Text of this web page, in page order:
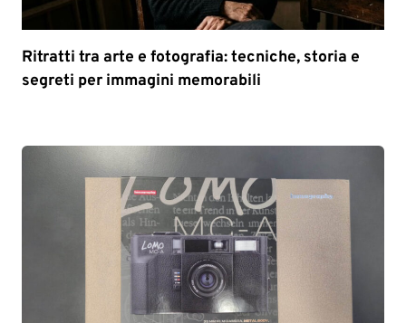
Ritratti tra arte e fotografia: tecniche, storia e
segreti per immagini memorabili